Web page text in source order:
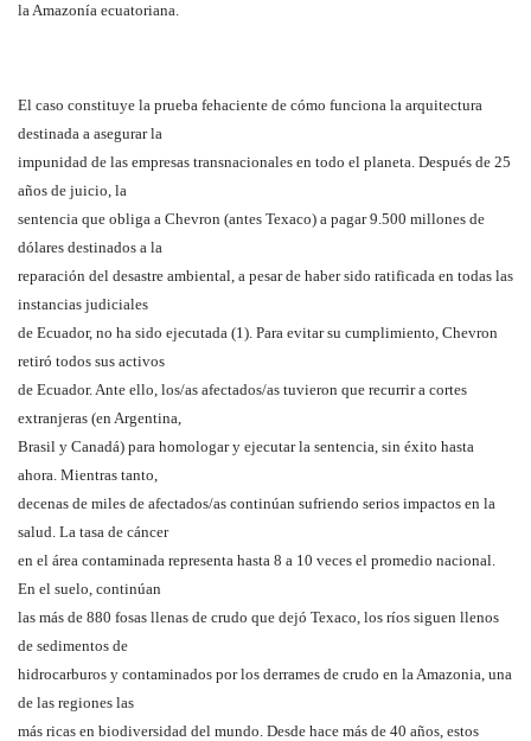
la Amazonía ecuatoriana.
El caso constituye la prueba fehaciente de cómo funciona la arquitectura
destinada a asegurar la
impunidad de las empresas transnacionales en todo el planeta. Después de 25
años de juicio, la
sentencia que obliga a Chevron (antes Texaco) a pagar 9.500 millones de
dólares destinados a la
reparación del desastre ambiental, a pesar de haber sido ratificada en todas las
instancias judiciales
de Ecuador, no ha sido ejecutada (1). Para evitar su cumplimiento, Chevron
retiró todos sus activos
de Ecuador. Ante ello, los/as afectados/as tuvieron que recurrir a cortes
extranjeras (en Argentina,
Brasil y Canadá) para homologar y ejecutar la sentencia, sin éxito hasta
ahora. Mientras tanto,
decenas de miles de afectados/as continúan sufriendo serios impactos en la
salud. La tasa de cáncer
en el área contaminada representa hasta 8 a 10 veces el promedio nacional.
En el suelo, continúan
las más de 880 fosas llenas de crudo que dejó Texaco, los ríos siguen llenos
de sedimentos de
hidrocarburos y contaminados por los derrames de crudo en la Amazonia, una
de las regiones las
más ricas en biodiversidad del mundo. Desde hace más de 40 años, estos